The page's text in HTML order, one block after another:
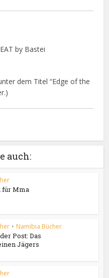
by Bastei
dem Titel “Edge of the
auch:
Mma
• Namibia Bücher
Post: Das
Jägers